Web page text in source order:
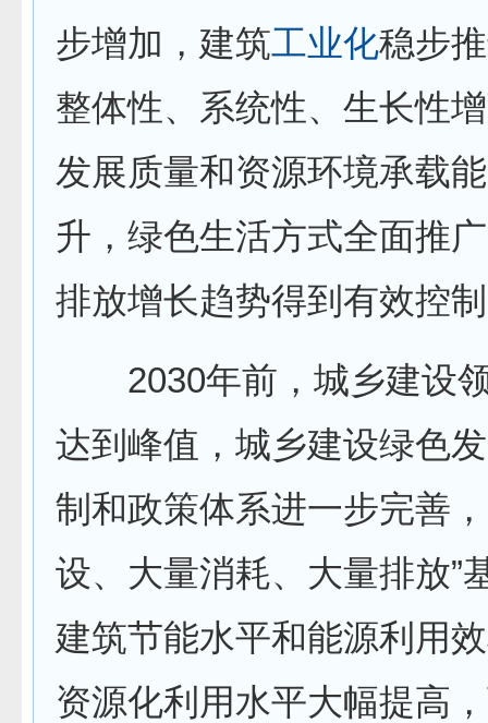
步增加，建筑工业化稳步
整体性、系统性、生长性
发展质量和资源环境承载
升，绿色生活方式全面推
排放增长趋势得到有效控
2030年前，城乡建设
达到峰值，城乡建设绿色
制和政策体系进一步完善
设、大量消耗、大量排放”
建筑节能水平和能源利用
资源化利用水平大幅提高